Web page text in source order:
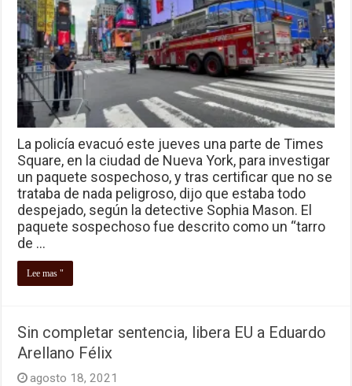
La policía evacuó este jueves una parte de Times
Square, en la ciudad de Nueva York, para investigar
un paquete sospechoso, y tras certificar que no se
trataba de nada peligroso, dijo que estaba todo
despejado, según la detective Sophia Mason. El
paquete sospechoso fue descrito como un “tarro
de …
Lee mas "
Sin completar sentencia, libera EU a Eduardo
Arellano Félix
agosto 18, 2021